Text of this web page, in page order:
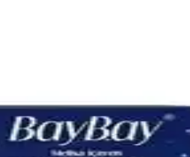
bebeğinizin rahatlamasını sağlayın.